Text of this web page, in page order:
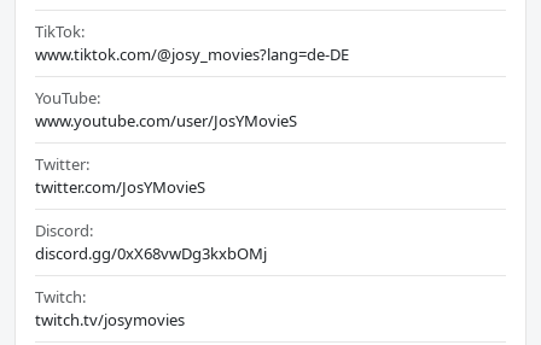
TikTok:
www.tiktok.com/@josy_movies?lang=de-DE
YouTube:
www.youtube.com/user/JosYMovieS
Twitter:
twitter.com/JosYMovieS
Discord:
discord.gg/0xX68vwDg3kxbOMj
Twitch:
twitch.tv/josymovies